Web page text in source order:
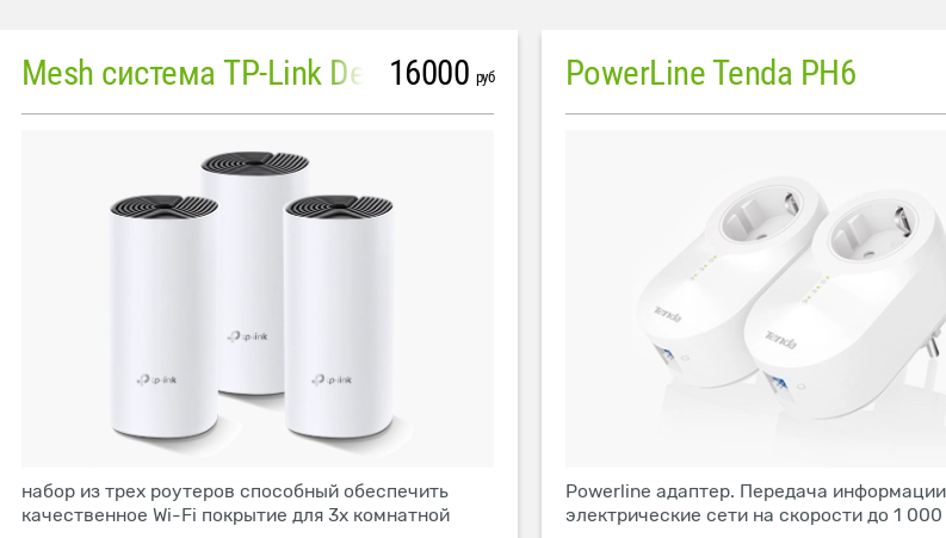
Mesh система TP-Link Deco M4 (3 устройства)
16000 руб
набор из трех роутеров способный обеспечить
качественное Wi-Fi покрытие для 3х комнатной
PowerLine Tenda PH6
Powerline адаптер. Передача
электрические сети на скорости до 1